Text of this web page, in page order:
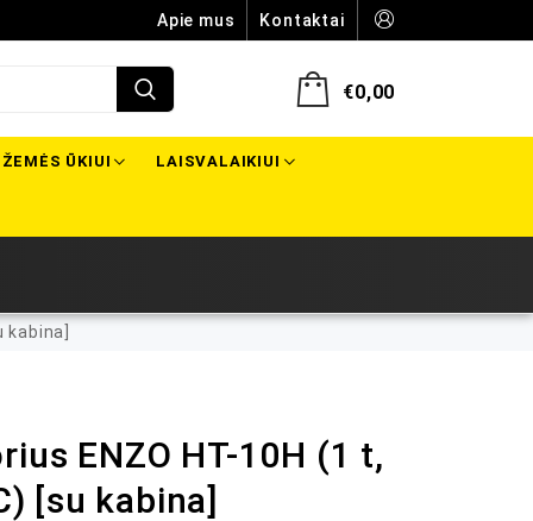
Apie mus Kontaktai
€0,00
ŽEMĖS ŪKIUI LAISVALAIKIUI
kabina]
ENZO HT-10H (1 t,
[su kabina]